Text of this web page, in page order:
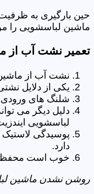
حین بارگیری به
ماشین لباسشویی را
تعمیر نشت آب از
نشت آب از
یکی از دلایل
شلنگ های ورودی
دلیل دیگر می
لباسشویی
پوسیدگی
دارد.
خوب است محفظه
روشن نشدن ماشین